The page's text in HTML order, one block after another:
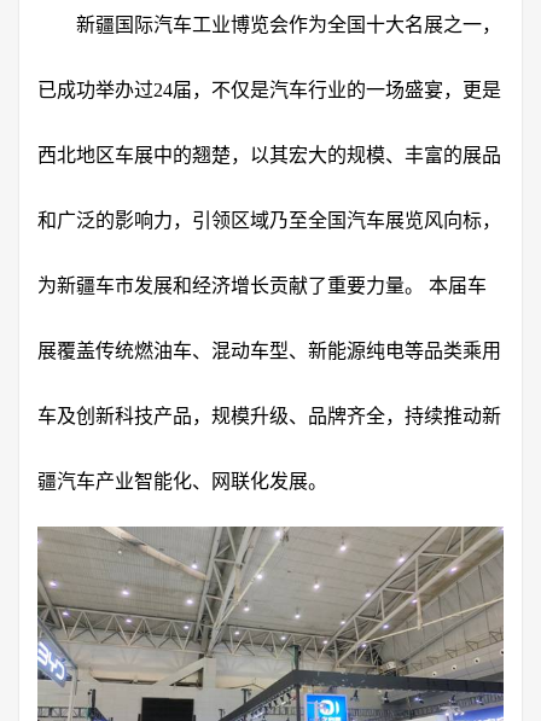
新疆国际汽车工业博览会作为全国十大名展之一，
已成功举办过24届，不仅是汽车行业的一场盛宴，更是
西北地区车展中的翘楚，以其宏大的规模、丰富的展品
和广泛的影响力，引领区域乃至全国汽车展览风向标，
为新疆车市发展和经济增长贡献了重要力量。 本届车
展覆盖传统燃油车、混动车型、新能源纯电等品类乘用
车及创新科技产品，规模升级、品牌齐全，持续推动新
疆汽车产业智能化、网联化发展。